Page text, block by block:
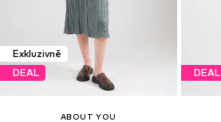
Exkluzivně
DEAL
ABOUT YOU
DEAL